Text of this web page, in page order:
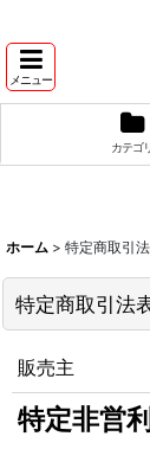
メニュー
カテゴ
ホーム > 特定商取引
特定商取引法
販売主
特定非営